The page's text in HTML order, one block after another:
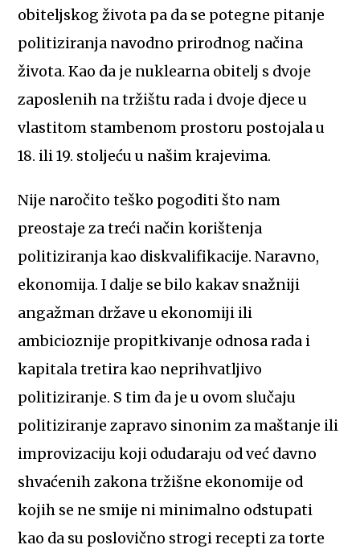
obiteljskog života pa da se potegne pitanje
politiziranja navodno prirodnog načina
života. Kao da je nuklearna obitelj s dvoje
zaposlenih na tržištu rada i dvoje djece u
vlastitom stambenom prostoru postojala u
18. ili 19. stoljeću u našim krajevima.
Nije naročito teško pogoditi što nam
preostaje za treći način korištenja
politiziranja kao diskvalifikacije. Naravno,
ekonomija. I dalje se bilo kakav snažniji
angažman države u ekonomiji ili
ambicioznije propitkivanje odnosa rada i
kapitala tretira kao neprihvatljivo
politiziranje. S tim da je u ovom slučaju
politiziranje zapravo sinonim za maštanje ili
improvizaciju koji odudaraju od već davno
shvaćenih zakona tržišne ekonomije od
kojih se ne smije ni minimalno odstupati
kao da su poslovično strogi recepti za torte